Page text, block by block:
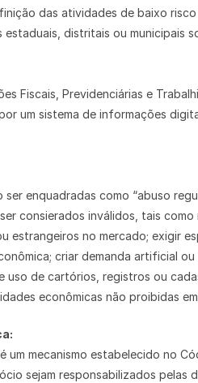
das atividades de baixo risco
distritais ou municipais
Fiscais, Previdenciárias e
um sistema de informações
enquadradas como “abuso
consierados inválidos, tais como
estrangeiros no mercado; exigir
criar demanda artificial
de cartórios, registros ou
econômicas não proibidas
um mecanismo estabelecido no
sejam responsabilizados pelas